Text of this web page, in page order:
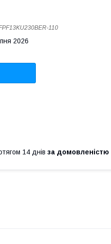
110
2026
14 днів за домовленістю